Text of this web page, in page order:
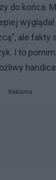
do końca.
ale fakty
I to
Reklama